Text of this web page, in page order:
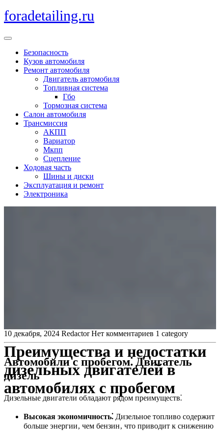
Перейти
к
foradetailing.ru
Кнопка
ОткрытьБезопасность
Кузов автомобиля
Ремонт автомобиля
Двигатель автомобиля
Топливная система
Гбо
Тормозная система
Салон автомобиля
Трансмиссия
АКПП
Вариатор
Мкпп
Сцепление
Ходовая часть
Шины и диски
Эксплуатация и ремонт
Электроника
Преимущества и недостатки
дизельных двигателей в
автомобилях с пробегом
10 декабря, 2024 Redactor Нет комментариев 1 category
Автомобили с пробегом⁚ Двигатель
дизель
Дизельные двигатели обладают рядом преимуществ⁚
Высокая экономичность⁚ Дизельное топливо содержит
больше энергии‚ чем бензин‚ что приводит к снижению